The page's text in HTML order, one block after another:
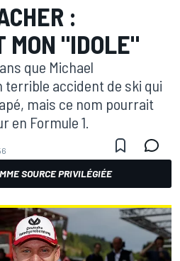
:
MON "IDOLE"
que Michael
terrible accident de ski qui
mais ce nom pourrait
en Formule 1.
SOURCE PRIVILÉGIÉE